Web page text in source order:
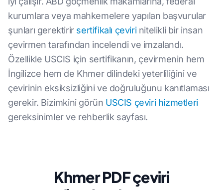
kurumlara veya mahkemelere yapılan başvurular
şunları gerektirir sertifikalı çevirinitelikli bir insan
çevirmen tarafından incelendi ve imzalandı.
Özellikle USCIS için sertifikanın, çevirmenin hem
İngilizce hem de Khmer dilindeki yeterliliğini ve
çevirinin eksiksizliğini ve doğruluğunu kanıtlaması
gerekir. Bizimkini görün USCIS çeviri hizmetleri
gereksinimler ve rehberlik sayfası.
Khmer PDF çeviri